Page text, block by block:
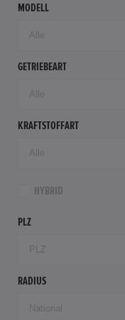
MODELL
GETRIEBEART
KRAFTSTOFFART
HYBRID
PLZ
RADIUS